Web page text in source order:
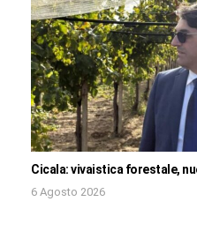
Cicala: vivaistica forestale,
6 Agosto 2026